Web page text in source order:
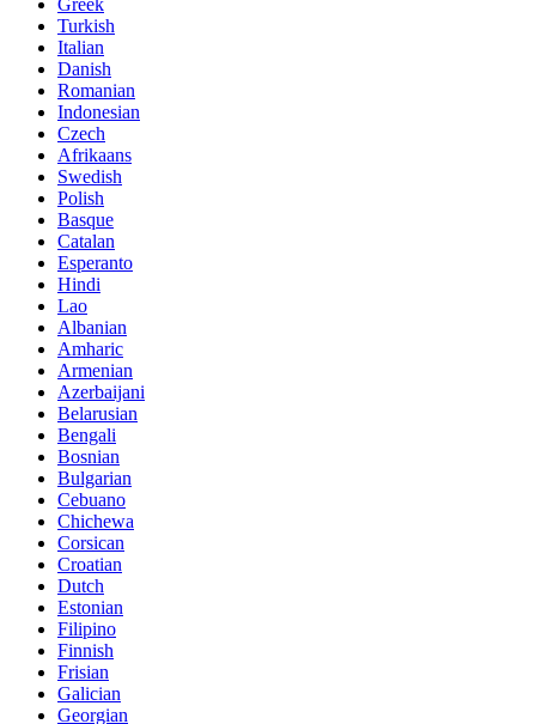
Greek
Turkish
Italian
Danish
Romanian
Indonesian
Czech
Afrikaans
Swedish
Polish
Basque
Catalan
Esperanto
Hindi
Lao
Albanian
Amharic
Armenian
Azerbaijani
Belarusian
Bengali
Bosnian
Bulgarian
Cebuano
Chichewa
Corsican
Croatian
Dutch
Estonian
Filipino
Finnish
Frisian
Galician
Georgian